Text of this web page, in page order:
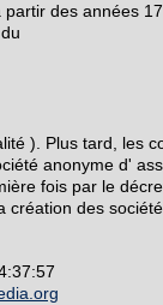
partir des années
). Plus tard, les
anonyme d'
fois par le
des